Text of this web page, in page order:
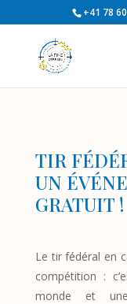
+41 78
TIR
UN
GRATUIT !
Le tir fédéral en
compétition :
monde et